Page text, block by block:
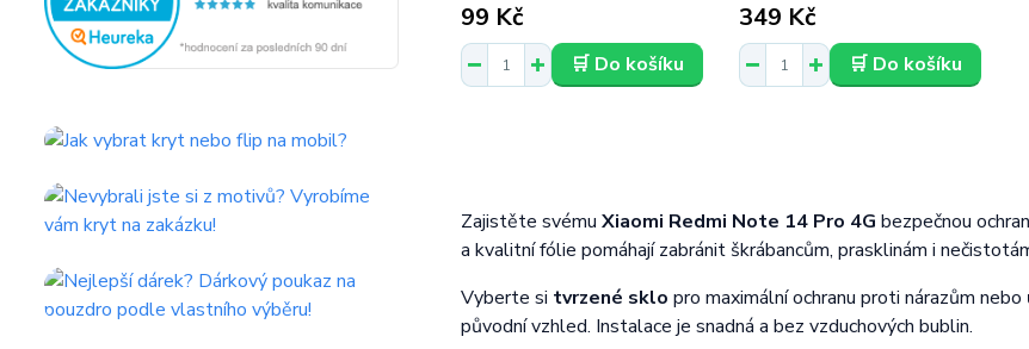
99 Kč
🛒 Do košíku
349 Kč
🛒 Do košíku
Zajistěte svémuXiaomi Redmi Note 14 Pro 4G bezpečnou
a kvalitní fólie pomáhají zabránit škrábancům, prasklinám i
Vyberte si tvrzené sklo pro maximální ochranu proti nárazům nebo
původní vzhled. Instalace je snadná a bez vzduchových bublin.